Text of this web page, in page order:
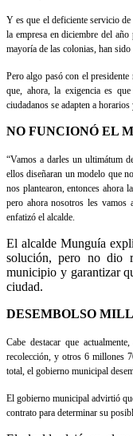
Y es que el deficiente servicio
la empresa en diciembre del
mayoría de las colonias, han
Pero algo pasó con el
que, ahora, la exigencia es
ciudadanos se adapten a
NO FUNCIONÓ EL
“Vamos a darles un ultimátum
ellos diseñaran un modelo que
nos plantearon, entonces ahora
pero ahora nosotros les vamos
enfatizó el alcalde.
El alcalde Munguía
solución, pero no dio
municipio y garantizar
ciudad.
DESEMBOLSO
Cabe destacar que
recolección, y otros 6 millones
total, el gobierno municipal
El gobierno municipal advirtió
contrato para determinar su